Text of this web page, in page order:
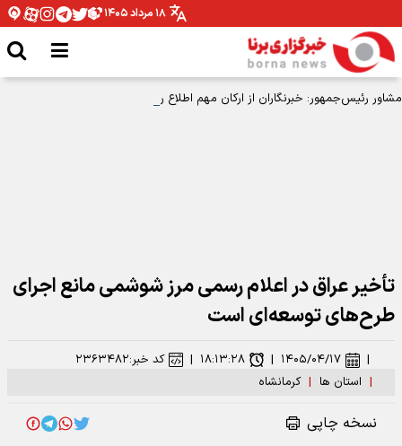
۱۸ مرداد ۱۴۰۵
مشاور رئیس‌جمهور: خبرنگاران از ارکان مهم اطلاع رسانی و مسوولیت پذیری هستند
تأخیر عراق در اعلام رسمی مرز شوشمی مانع اجرای
طرح‌های توسعه‌ای است
| استان ها | کرمانشاه
| ۱۴۰۵/۰۴/۱۷ | ۱۸:۱۳:۲۸ | کد خبر:۲۳۶۳۴۸۲
نسخه چاپی